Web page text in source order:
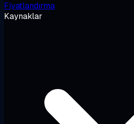
Fiyatlandırma
Kaynaklar